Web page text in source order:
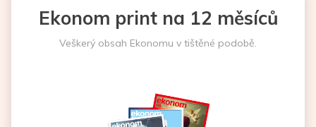
Ekonom print na 12 měsíců
Veškerý obsah Ekonomu v tištěné podobě.